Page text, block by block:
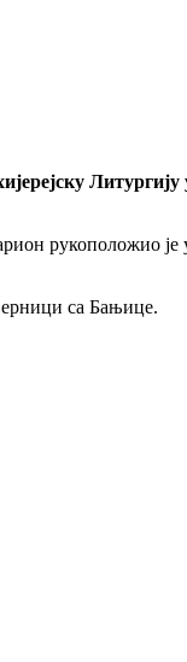
рукоположио
са Бањице.